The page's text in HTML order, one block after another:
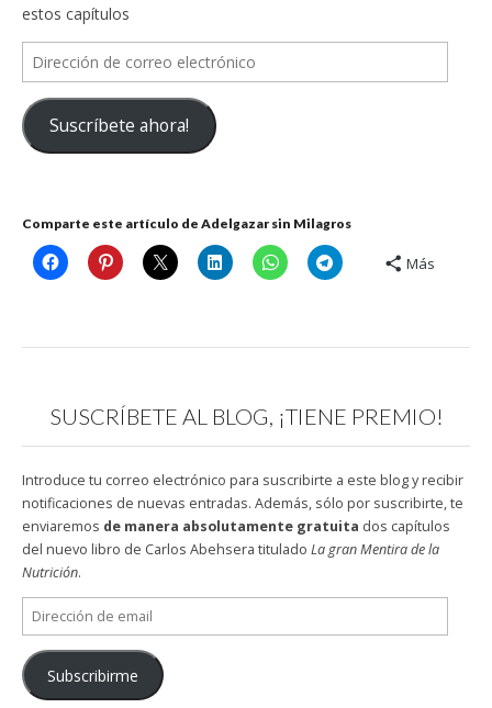
estos capítulos
Dirección
de
correo
electrónico
Suscríbete ahora!
Comparte este artículo de Adelgazar sin Milagros
Más
SUSCRÍBETE AL BLOG, ¡TIENE PREMIO!
Introduce tu correo electrónico para suscribirte a este blog y recibir
notificaciones de nuevas entradas. Además, sólo por suscribirte, te
enviaremos de manera absolutamente gratuita dos capítulos
del nuevo libro de Carlos Abehsera titulado La gran Mentira de la
Nutrición.
Dirección
de
email
Subscribirme